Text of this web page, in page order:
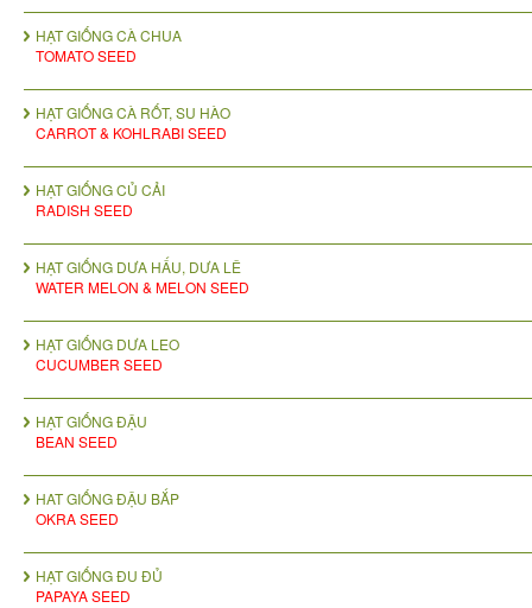
HẠT GIỐNG CÀ CHUA
TOMATO SEED
HẠT GIỐNG CÀ RỐT, SU HÀO
CARROT & KOHLRABI SEED
HẠT GIỐNG CỦ CẢI
RADISH SEED
HẠT GIỐNG DƯA HẤU, DƯA LÊ
WATER MELON & MELON SEED
HẠT GIỐNG DƯA LEO
CUCUMBER SEED
HẠT GIỐNG ĐẬU
BEAN SEED
HAT GIỐNG ĐẬU BẮP
OKRA SEED
HẠT GIỐNG ĐU ĐỦ
PAPAYA SEED